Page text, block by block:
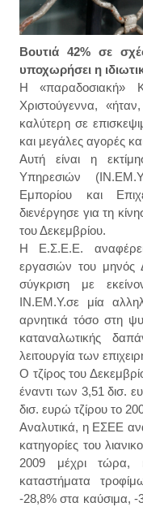
Βουτιά 42% σε
υποχωρήσει η
Η «παραδοσιακή»
Χριστούγεννα,
καλύτερη σε
και μεγάλες αγορές
Αυτή είναι η
Υπηρεσιών
Εμπορίου και
διενέργησε για τη
του Δεκεμβρίου.
Η Ε.Σ.Ε.Ε.
εργασιών του μηνός
σύγκριση με
ΙΝ.ΕΜ.Υ.σε μία
αρνητικά τόσο στη
καταναλωτικής
λειτουργία των
Ο τζίρος του
έναντι των 3,51 δισ.
δισ. ευρώ τζίρου το
Αναλυτικά, η ΕΣΕΕ
κατηγορίες του
2009 μέχρι τώρα,
καταστήματα
-28,8% στα καύσιμα,